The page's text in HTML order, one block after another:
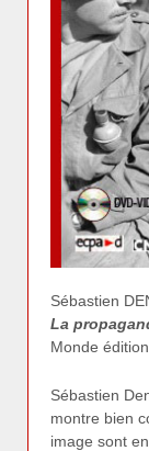
Sébastien
La
Monde
Sébastien
montre bien
image sont